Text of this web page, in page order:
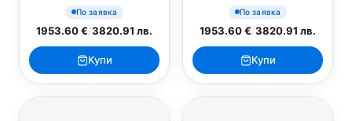
По заявка
1953.60 €/3820.91 лв.
Купи
По заявка
1953.60 €/3820.91 лв.
Купи